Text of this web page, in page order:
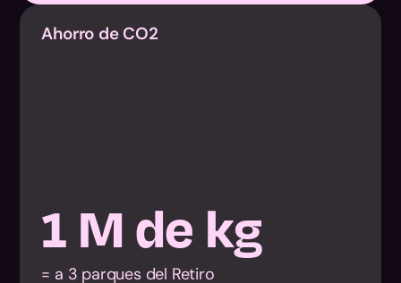
Ahorro de CO2
1M de kg
= a 3 parques del Retiro
Almería